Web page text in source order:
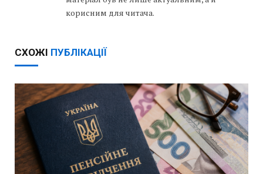
корисним для читача.
СХОЖІ ПУБЛІКАЦІЇ